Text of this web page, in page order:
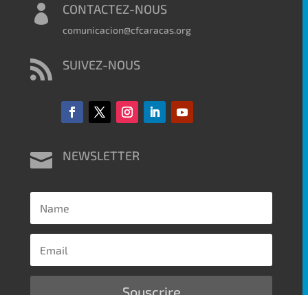
 CONTACTEZ-NOUS
comunicacion@cfcaracas.org
 SUIVEZ-NOUS
 NEWSLETTER
Souscrire